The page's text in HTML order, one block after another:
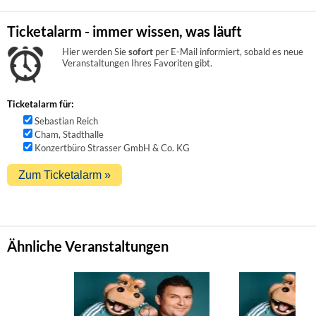
Ticketalarm - immer wissen, was läuft
Hier werden Siesofort per E-Mail informiert, sobald es neue
Veranstaltungen Ihres Favoriten gibt.
Ticketalarm für:
Sebastian Reich
Cham, Stadthalle
Konzertbüro Strasser GmbH & Co. KG
Ähnliche Veranstaltungen